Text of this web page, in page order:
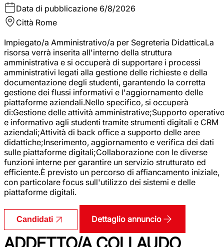
Data di pubblicazione 6/8/2026
Città Rome
Impiegato/a Amministrativo/a per Segreteria DidatticaLa
risorsa verrà inserita all'interno della struttura
amministrativa e si occuperà di supportare i processi
amministrativi legati alla gestione delle richieste e della
documentazione degli studenti, garantendo la corretta
gestione dei flussi informativi e l'aggiornamento delle
piattaforme aziendali.Nello specifico, si occuperà
di:Gestione delle attività amministrative;Supporto
e informativo agli studenti tramite strumenti digitali e CRM
aziendali;Attività di back office a supporto delle aree
didattiche;Inserimento, aggiornamento e verifica dei dati
sulle piattaforme digitali;Collaborazione con le diverse
funzioni interne per garantire un servizio strutturato ed
efficiente.È previsto un percorso di affiancamento iniziale,
con particolare focus sull'utilizzo dei sistemi e delle
piattaforme digitali.
Candidati Dettaglio annuncio
ADDETTO/A COLLAUDO